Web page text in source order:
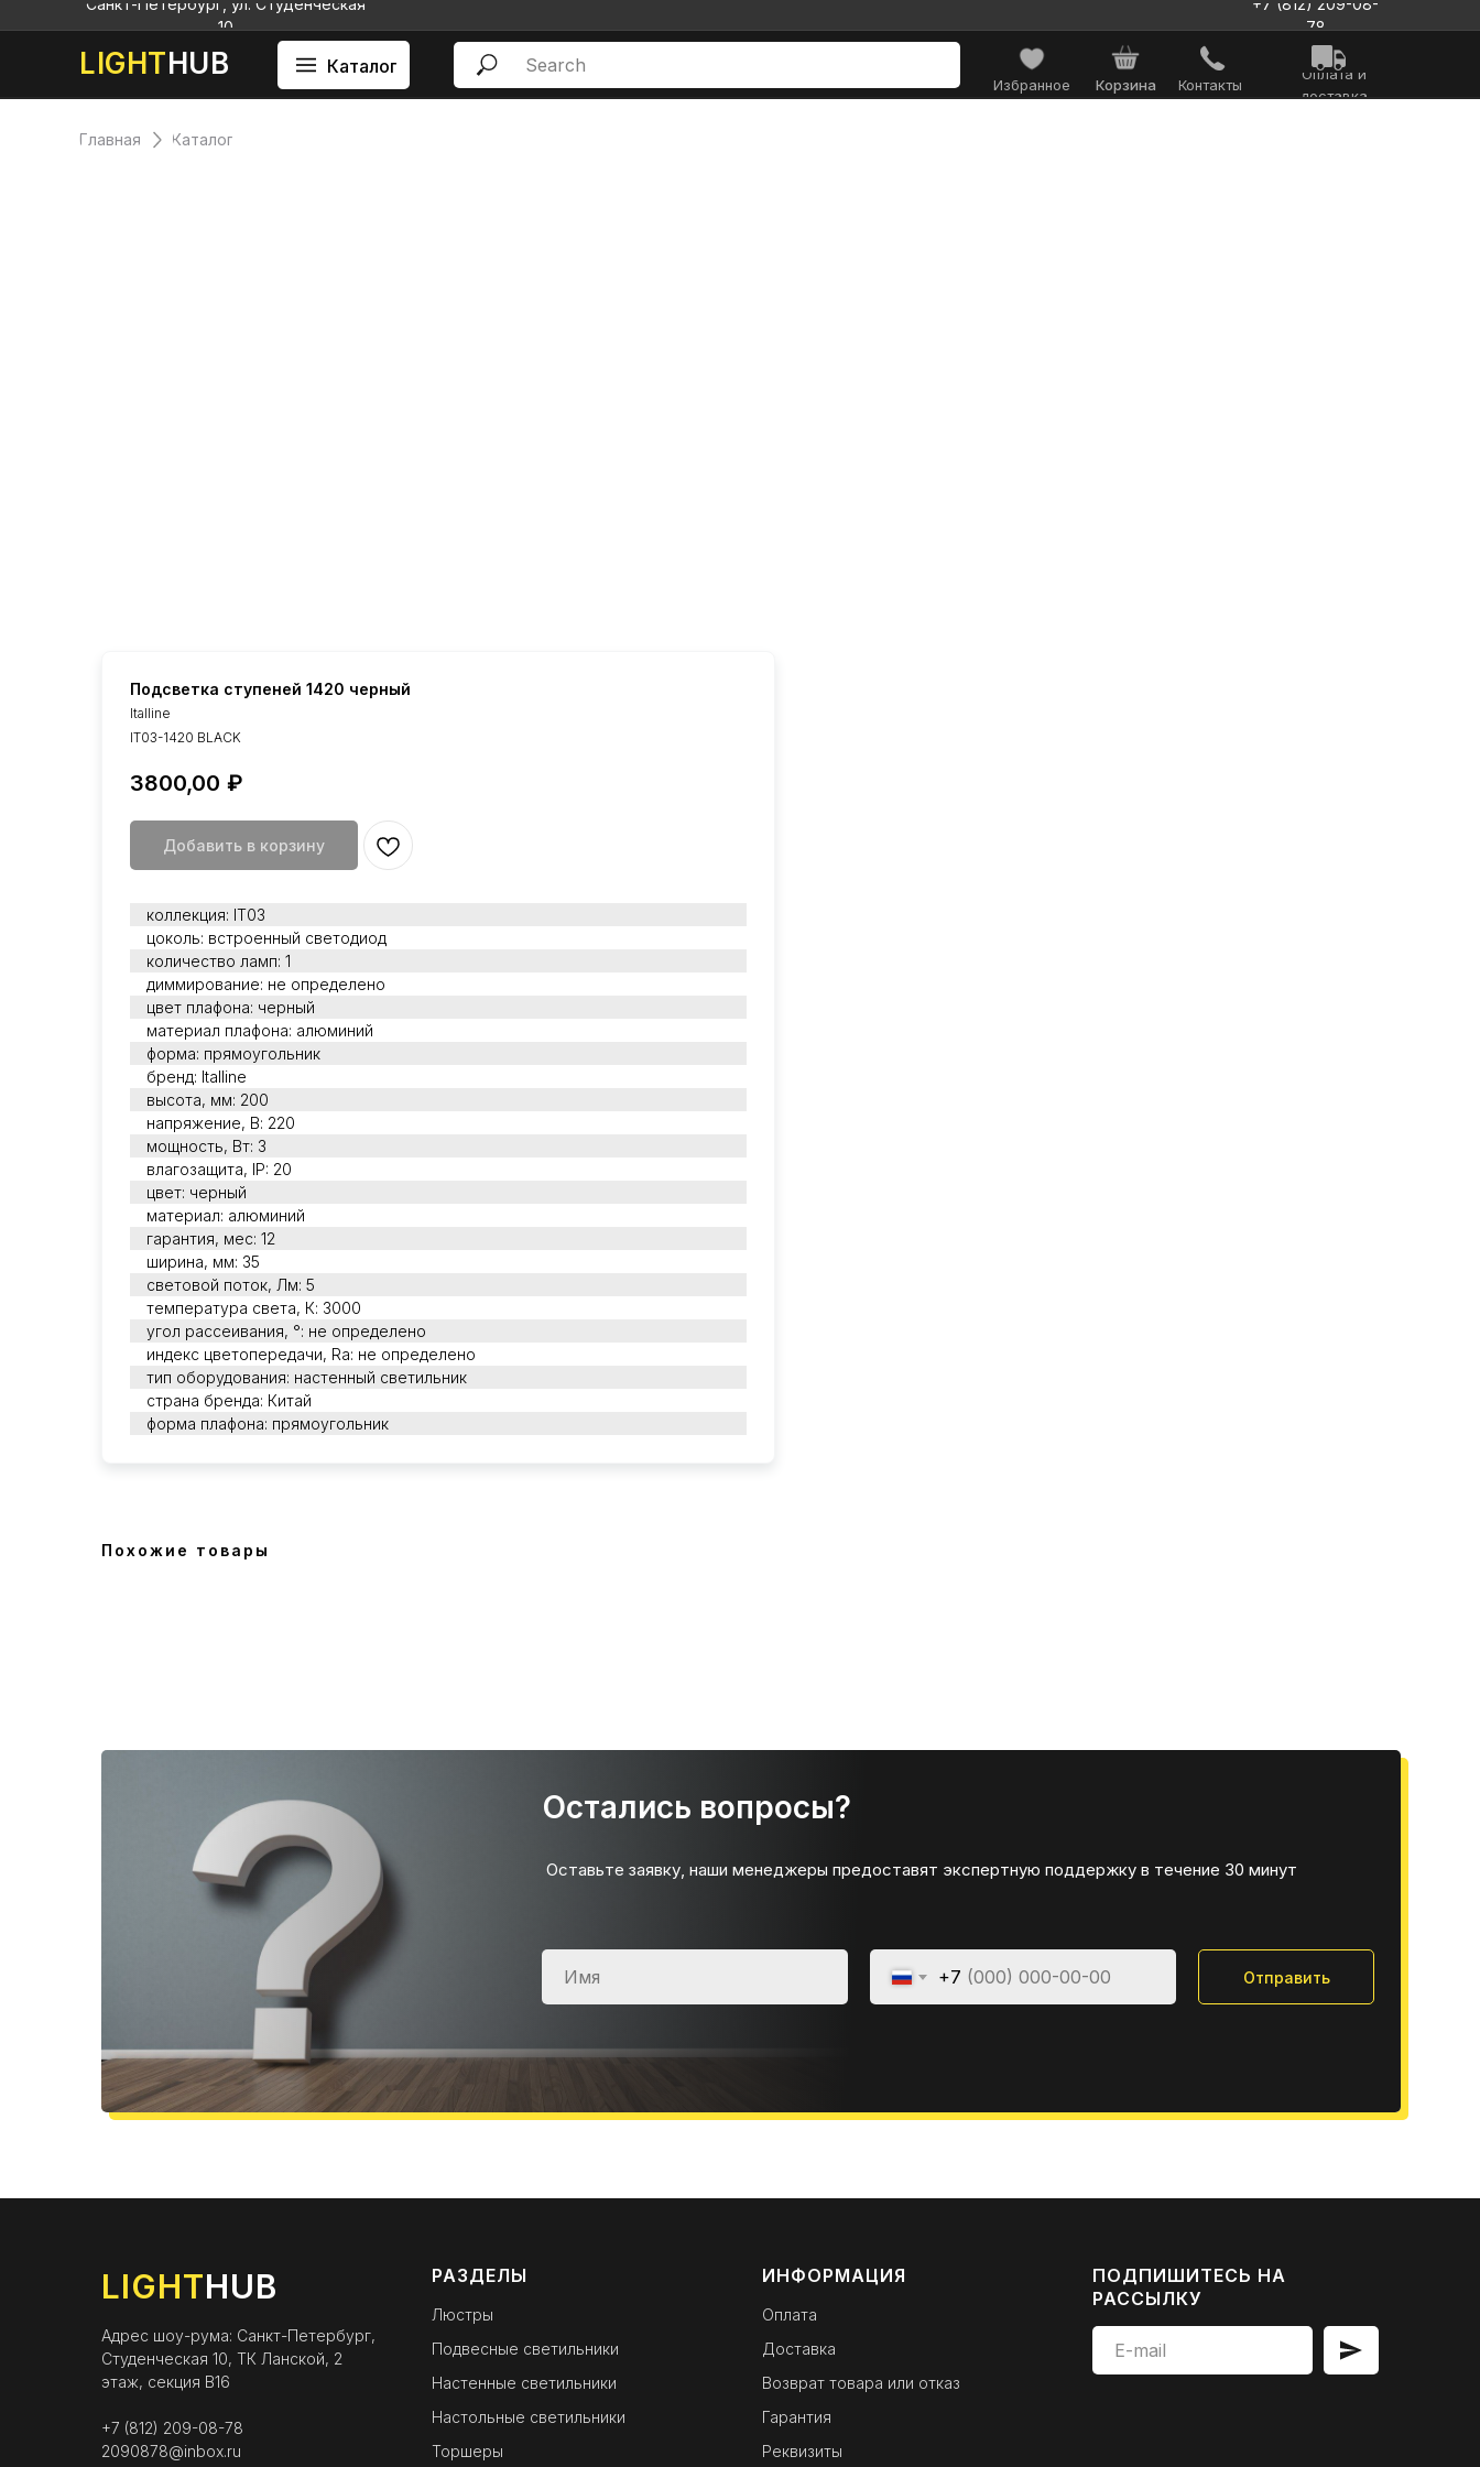
LIGHTHUB
+7 (812) 209-08-
78
Санкт-Петербург, ул. Студенческая
10
Оплата и
доставка
Контакты
Избранное
Каталог
Корзина
Каталог
Главная
Подсветка ступеней 1420 черный
Italline
IT03-1420 BLACK
3800,00 ₽
Добавить в корзину
коллекция: IT03
цоколь: встроенный светодиод
количество ламп: 1
диммирование: не определено
цвет плафона: черный
материал плафона: алюминий
форма: прямоугольник
бренд: Italline
высота, мм: 200
напряжение, В: 220
мощность, Вт: 3
влагозащита, IP: 20
цвет: черный
материал: алюминий
гарантия, мес: 12
ширина, мм: 35
световой поток, Лм: 5
температура света, К: 3000
угол рассеивания, °: не определено
индекс цветопередачи, Ra: не определено
тип оборудования: настенный светильник
страна бренда: Китай
форма плафона: прямоугольник
Похожие товары
Остались вопросы?
+7 Отправить
Оставьте заявку, наши менеджеры предоставят экспертную поддержку в течение 30 минут
LIGHTHUB
Адрес шоу-рума: Санкт-Петербург,
Студенческая 10, ТК Ланской, 2
этаж, секция B16
+7 (812) 209-08-78
2090878@inbox.ru
РАЗДЕЛЫ
Люстры
Подвесные светильники
Настенные светильники
Настольные светильники
Торшеры
ИНФОРМАЦИЯ
Оплата
Доставка
Возврат товара или отказ
Гарантия
Реквизиты
ПОДПИШИТЕСЬ НА
РАССЫЛКУ